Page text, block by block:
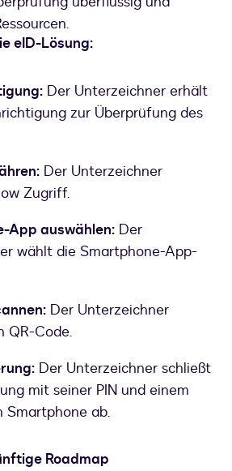
eID-Lösung:
Der Unterzeichner erhält
zur Überprüfung des
Der Unterzeichner
Zugriff.
App auswählen: Der
wählt die Smartphone-App-
Der Unterzeichner
QR-Code.
Der Unterzeichner schließt
mit seiner PIN und einem
Smartphone ab.
Roadmap